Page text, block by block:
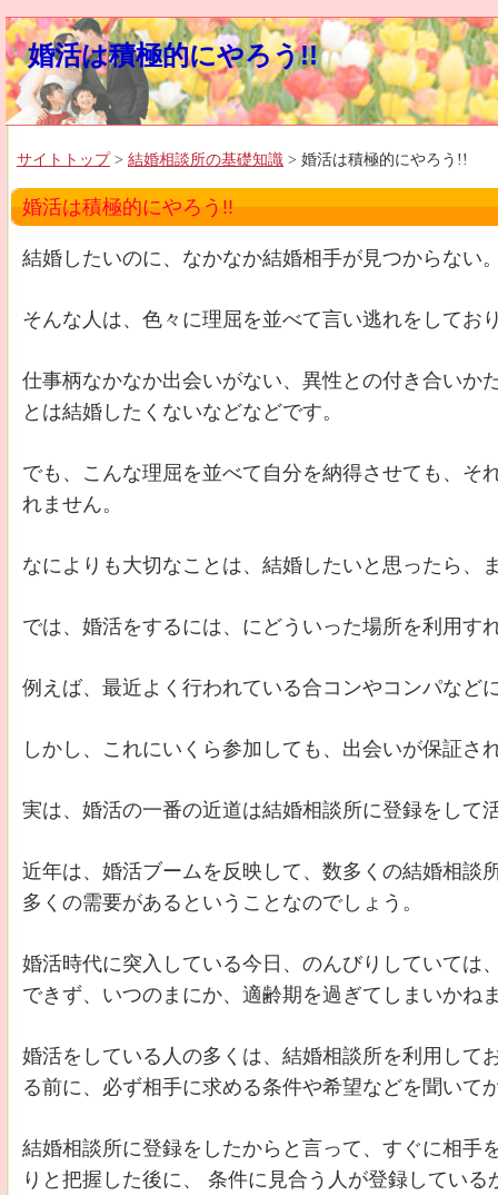
婚活は積極的にやろう!!
サイトトップ > 結婚相談所の基礎知識 > 婚活は積極的にやろう!!
婚活は積極的にやろう!!
結婚したいのに、なかなか結婚相手が見つからない
そんな人は、色々に理屈を並べて言い逃れをしてお
仕事柄なかなか出会いがない、異性との付き合いか
とは結婚したくないなどなどです。
でも、こんな理屈を並べて自分を納得させても、そ
れません。
なによりも大切なことは、結婚したいと思ったら、
では、婚活をするには、にどういった場所を利用す
例えば、最近よく行われている合コンやコンパなど
しかし、これにいくら参加しても、出会いが保証さ
実は、婚活の一番の近道は結婚相談所に登録をして
近年は、婚活ブームを反映して、数多くの結婚相談
多くの需要があるということなのでしょう。
婚活時代に突入している今日、のんびりしていては
できず、いつのまにか、適齢期を過ぎてしまいかね
婚活をしている人の多くは、結婚相談所を利用して
る前に、必ず相手に求める条件や希望などを聞いて
結婚相談所に登録をしたからと言って、すぐに相手
りと把握した後に、 条件に見合う人が登録してい